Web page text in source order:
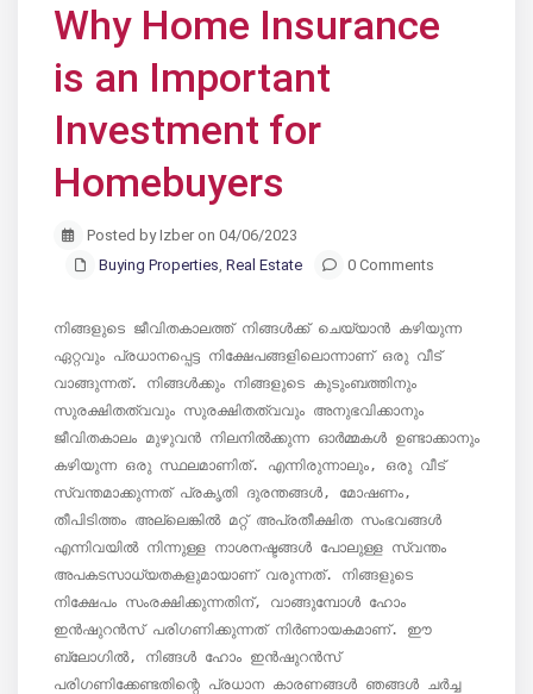
Why Home Insurance
is an Important
Investment for
Homebuyers
Posted by Izber on 04/06/2023
Buying Properties, Real Estate 0 Comments
നിങ്ങളുടെ ജീവിതകാലത്ത് നിങ്ങൾക്ക് ചെയ്യാൻ കഴിയുന്ന
ഏറ്റവും പ്രധാനപ്പെട്ട നിക്ഷേപങ്ങളിലൊന്നാണ് ഒരു വീട്
വാങ്ങുന്നത്. നിങ്ങൾക്കും നിങ്ങളുടെ കുടുംബത്തിനും
സുരക്ഷിതത്വവും സുരക്ഷിതത്വവും അനുഭവിക്കാനും
ജീവിതകാലം മുഴുവൻ നിലനിൽക്കുന്ന ഓർമ്മകൾ ഉണ്ടാക്കാനും
കഴിയുന്ന ഒരു സ്ഥലമാണിത്. എന്നിരുന്നാലും, ഒരു വീട്
സ്വന്തമാക്കുന്നത് പ്രകൃതി ദുരന്തങ്ങൾ, മോഷണം,
തീപിടിത്തം അല്ലെങ്കിൽ മറ്റ് അപ്രതീക്ഷിത സംഭവങ്ങൾ
എന്നിവയിൽ നിന്നുള്ള നാശനഷ്ടങ്ങൾ പോലുള്ള സ്വന്തം
അപകടസാധ്യതകളുമായാണ് വരുന്നത്. നിങ്ങളുടെ
നിക്ഷേപം സംരക്ഷിക്കുന്നതിന്, വാങ്ങുമ്പോൾ ഹോം
ഇൻഷുറൻസ് പരിഗണിക്കുന്നത് നിർണായകമാണ്. ഈ
ബ്ലോഗിൽ, നിങ്ങൾ ഹോം ഇൻഷുറൻസ്
പരിഗണിക്കേണ്ടതിന്റെ പ്രധാന കാരണങ്ങൾ ഞങ്ങൾ ചർച്ച